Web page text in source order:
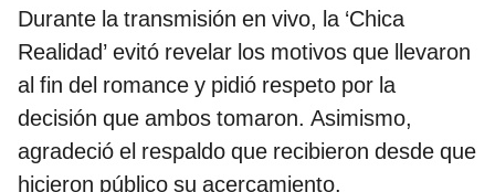
Durante la transmisión en vivo, la ‘Chica
Realidad’ evitó revelar los motivos que llevaron
al fin del romance y pidió respeto por la
decisión que ambos tomaron. Asimismo,
agradeció el respaldo que recibieron desde que
hicieron público su acercamiento.